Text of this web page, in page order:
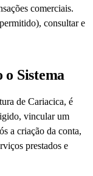
comerciais.
consultar e
o Sistema
de Cariacica, é
vincular um
a criação da conta,
prestados e